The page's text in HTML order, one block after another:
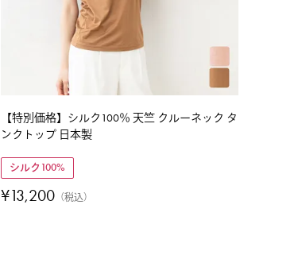
【特別価格】シルク100％ 天竺 クルーネック タ
ンクトップ 日本製
シルク100%
¥13,200 税込